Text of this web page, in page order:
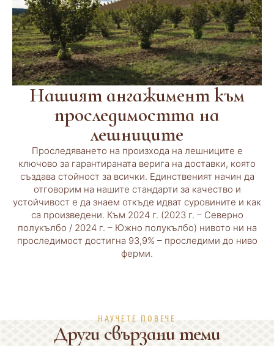
Нашият ангажимент към
проследимостта на
лешниците
Проследяването на произхода на лешниците е
ключово за гарантираната верига на доставки, която
създава стойност за всички. Единственият начин да
отговорим на нашите стандарти за качество и
устойчивост е да знаем откъде идват суровините и как
са произведени. Към 2024 г. (2023 г. – Северно
полукълбо / 2024 г. – Южно полукълбо) нивото ни на
проследимост достигна 93,9% – проследими до ниво
ферми.
НАУЧЕТЕ ПОВЕЧЕ
Други свързани теми